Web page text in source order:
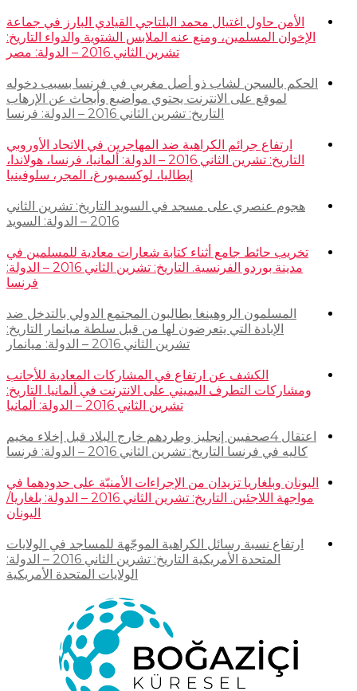
الأمن حاول اغتيال محمد البلتاجي القيادي البارز في جماعة
الإخوان المسلمين، ومنع عنه الملابس الشتوية والدواء التاريخ:
تشرين الثاني 2016 – الدولة: مصر
الحكم بالسجن لشاب ذو أصل مغربي في فرنسا بسبب دخوله
لموقع على الانترنت يحتوي مواضيع وأبحاث عن الإرهاب
التاريخ: تشرين الثاني 2016 – الدولة: فرنسا
ارتفاع جرائم الكراهية ضد المهاجرين في الاتحاد الأوروبي
التاريخ: تشرين الثاني 2016 – الدولة: ألمانيا، فرنسا، هولاندا،
إيطاليا، لوكسمبورغ، المجر، سلوفينيا
هجوم عنصري على مسجد في السويد التاريخ: تشرين الثاني
2016 – الدولة: السويد
تخريب حائط جامع أثناء كتابة شعارات معادية للمسلمين في
مدينة بوردو الفرنسية. التاريخ: تشرين الثاني 2016 – الدولة:
فرنسا
المسلمون الروهينغا يطالبون المجتمع الدولي بالتدخل ضد
الإبادة التي يتعرضون لها من قبل سلطة ميانمار التاريخ:
تشرين الثاني 2016 – الدولة: ميانمار
الكشف عن ارتفاع في المشاركات المعادية للأجانب
ومشاركات التطرف اليميني على الانترنت في ألمانيا. التاريخ:
تشرين الثاني 2016 – الدولة: ألمانيا
اعتقال 4صحفيين إنجليز وطردهم خارج البلاد قبل إخلاء مخيم
كاليه في فرنسا التاريخ: تشرين الثاني 2016 – الدولة: فرنسا
اليونان وبلغاريا تزيدان من الإجراءات الأمنيّة على حدودهما في
مواجهة اللاجئين. التاريخ: تشرين الثاني 2016 – الدولة: بلغاريا/
اليونان
ارتفاع نسبة رسائل الكراهية الموجّهة للمساجد في الولايات
المتحدة الأمريكية التاريخ: تشرين الثاني 2016 – الدولة:
الولايات المتحدة الأمريكية